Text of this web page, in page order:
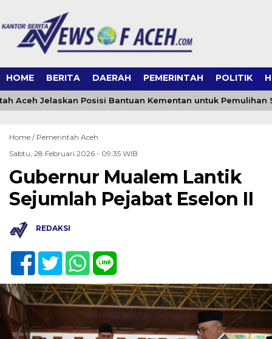
HOME BERITA DAERAH PEMERINTAH POLITIK
Aceh Jelaskan Posisi Bantuan Kementan untuk Pemulihan
Home / Pemerintah Aceh
Sabtu, 28 Februari 2026 - 09:35 WIB
Gubernur Mualem Lantik
Sejumlah Pejabat Eselon II
REDAKSI